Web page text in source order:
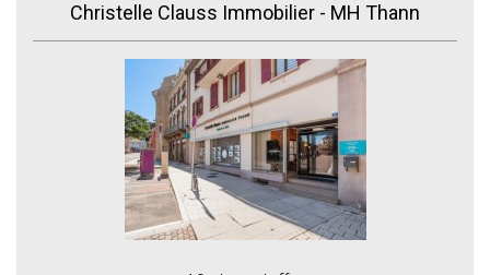
Christelle Clauss Immobilier - MH Thann